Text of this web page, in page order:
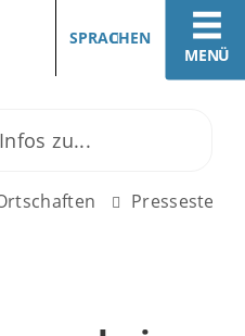
MENÜ
SPRACHEN
Pressestelle